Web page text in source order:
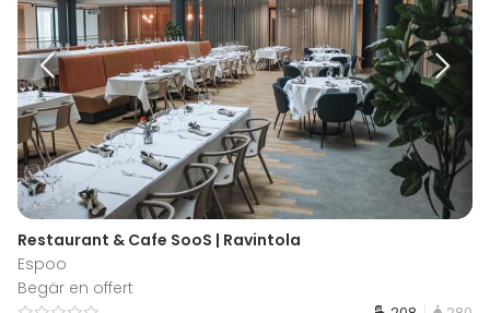
Restaurant & Cafe SooS | Ravintola
Espoo
Begär en offert